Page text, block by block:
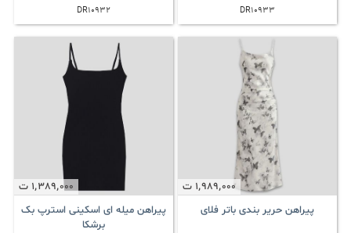
DR10933
DR10932
1٬989٬000 ت
پیراهن حریر بندی باتر فلای
1٬389٬000 ت
پیراهن میله ای اسکینی استرپ بک
برشکا